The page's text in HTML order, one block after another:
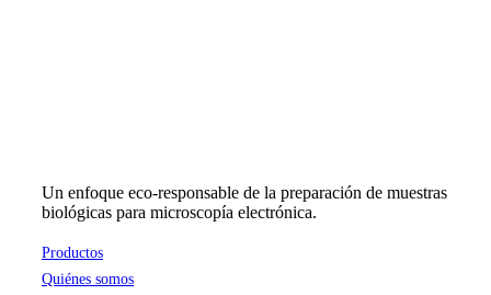
Un enfoque eco-responsable de la preparación de muestras
biológicas para microscopía electrónica.
Productos
Quiénes somos